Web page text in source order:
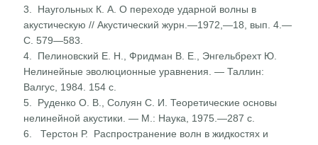
3. Наугольных К. А. О переходе ударной волны в
акустическую // Акустический журн.—1972,—18, вып. 4.—
С. 579—583.
4. Пелиновский Е. Н., Фридман В. Е., Энгельбрехт Ю.
Нелинейные эволюционные уравнения. — Таллин:
Валгус, 1984. 154 с.
5. Руденко О. В., Солуян С. И. Теоретические основы
нелинейной акустики. — М.: Наука, 1975.—287 с.
6. Терстон Р. Распространение волн в жидкостях и